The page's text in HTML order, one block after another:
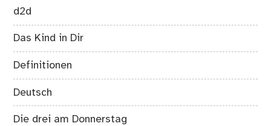
d2d
Das Kind in Dir
Definitionen
Deutsch
Die drei am Donnerstag